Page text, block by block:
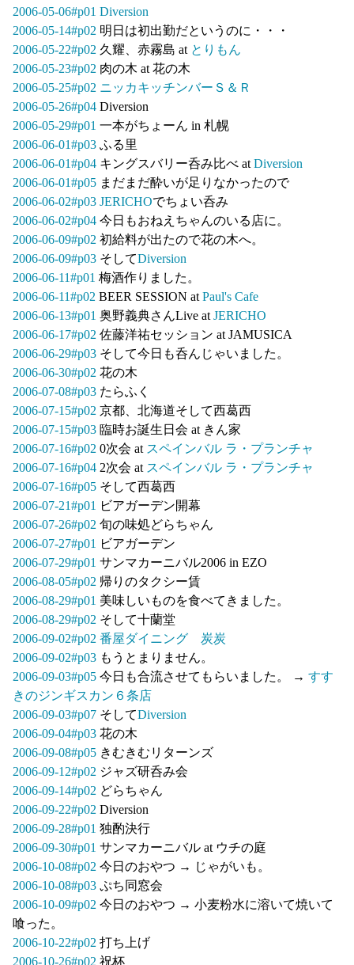
2006-05-06#p01 Diversion
2006-05-14#p02 明日は初出勤だというのに・・・
2006-05-22#p02 久耀、赤霧島 at とりもん
2006-05-23#p02 肉の木 at 花の木
2006-05-25#p02 ニッカキッチンバーＳ＆Ｒ
2006-05-26#p04 Diversion
2006-05-29#p01 一本がちょーん in 札幌
2006-06-01#p03 ふる里
2006-06-01#p04 キングスバリー呑み比べ at Diversion
2006-06-01#p05 まだまだ酔いが足りなかったので
2006-06-02#p03 JERICHOでちょい呑み
2006-06-02#p04 今日もおねえちゃんのいる店に。
2006-06-09#p02 初給料が出たので花の木へ。
2006-06-09#p03 そしてDiversion
2006-06-11#p01 梅酒作りました。
2006-06-11#p02 BEER SESSION at Paul's Cafe
2006-06-13#p01 奥野義典さんLive at JERICHO
2006-06-17#p02 佐藤洋祐セッション at JAMUSICA
2006-06-29#p03 そして今日も呑んじゃいました。
2006-06-30#p02 花の木
2006-07-08#p03 たらふく
2006-07-15#p02 京都、北海道そして西葛西
2006-07-15#p03 臨時お誕生日会 at きん家
2006-07-16#p02 0次会 at スペインバル ラ・プランチャ
2006-07-16#p04 2次会 at スペインバル ラ・プランチャ
2006-07-16#p05 そして西葛西
2006-07-21#p01 ビアガーデン開幕
2006-07-26#p02 旬の味処どらちゃん
2006-07-27#p01 ビアガーデン
2006-07-29#p01 サンマカーニバル2006 in EZO
2006-08-05#p02 帰りのタクシー賃
2006-08-29#p01 美味しいものを食べてきました。
2006-08-29#p02 そして十蘭堂
2006-09-02#p02 番屋ダイニング 炭炭
2006-09-02#p03 もうとまりません。
2006-09-03#p05 今日も合流させてもらいました。 → すす
きのジンギスカン６条店
2006-09-03#p07 そしてDiversion
2006-09-04#p03 花の木
2006-09-08#p05 きむきむリターンズ
2006-09-12#p02 ジャズ研呑み会
2006-09-14#p02 どらちゃん
2006-09-22#p02 Diversion
2006-09-28#p01 独酌決行
2006-09-30#p01 サンマカーニバル at ウチの庭
2006-10-08#p02 今日のおやつ → じゃがいも。
2006-10-08#p03 ぷち同窓会
2006-10-09#p02 今日のおやつ → 小麦粉水に溶いて焼いて
喰った。
2006-10-22#p02 打ち上げ
2006-10-26#p02 祝杯